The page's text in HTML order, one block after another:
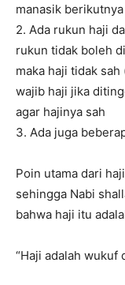
manasik berikutnya
2. Ada rukun haji
rukun tidak boleh
maka haji tidak
wajib haji jika
agar hajinya sah
3. Ada juga
Poin utama dari
sehingga Nabi
bahwa haji itu
“Haji adalah wukuf